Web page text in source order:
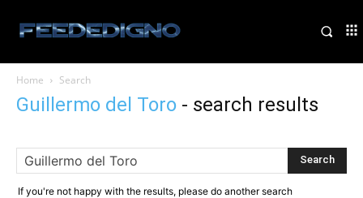
Home Search
Guillermo del Toro - search results
If you're not happy with the results, please do another search